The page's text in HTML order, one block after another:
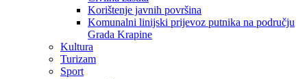
Korištenje javnih površina
Komunalni linijski prijevoz putnika na području
Grada Krapine
Kultura
Turizam
Sport